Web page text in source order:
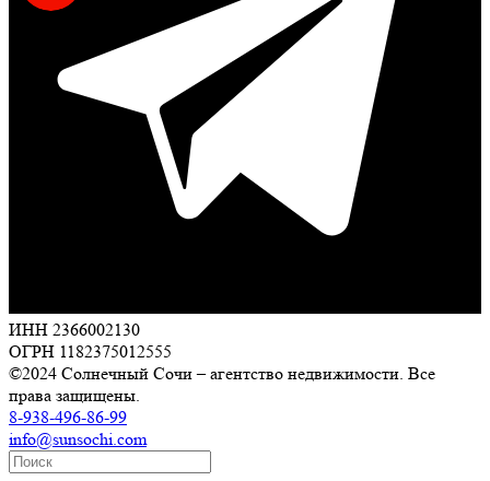
ИНН 2366002130
ОГРН 1182375012555
©2024 Солнечный Сочи – агентство недвижимости. Все
права защищены.
8-938-496-86-99
info@sunsochi.com